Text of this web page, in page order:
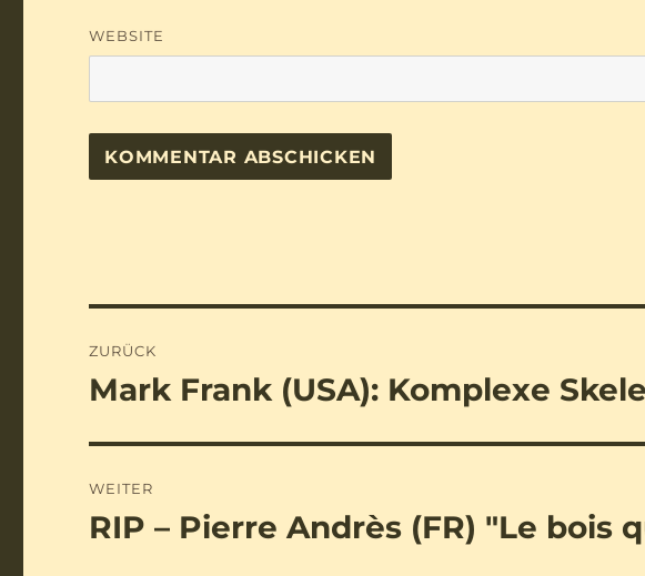
WEBSITE
ZURÜCK
Vorheriger
Mark Frank (USA): Komplexe
WEITER
Nächster
RIP – Pierre Andrès (FR) "Le bois